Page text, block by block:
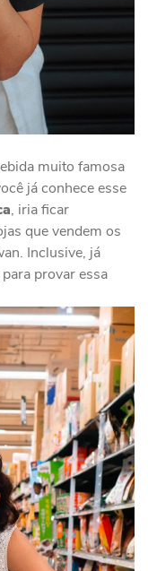
muito famosa
já conhece esse
, iria ficar
que vendem os
Inclusive, já
para provar essa